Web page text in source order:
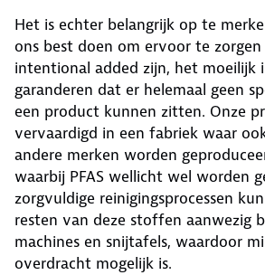
Het is echter belangrijk op te
ons best doen om ervoor te zorgen
intentional added zijn, het moeilijk
garanderen dat er helemaal geen
een product kunnen zitten. Onze
vervaardigd in een fabriek waar
andere merken worden
waarbij PFAS wellicht wel worden
zorgvuldige reinigingsprocessen
resten van deze stoffen aanwezig
machines en snijtafels, waardoor
overdracht mogelijk is.